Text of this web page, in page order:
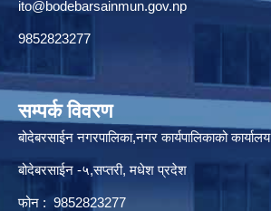
ito@bodebarsainmun.gov.np
9852823277
सम्पर्क विवरण
बोदेबरसाईन नगरपालिका,नगर कार्यपालिकाको कार्यालय
बोदेबरसाईन -५,सप्तरी, मधेश प्रदेश
फोन : 9852823277